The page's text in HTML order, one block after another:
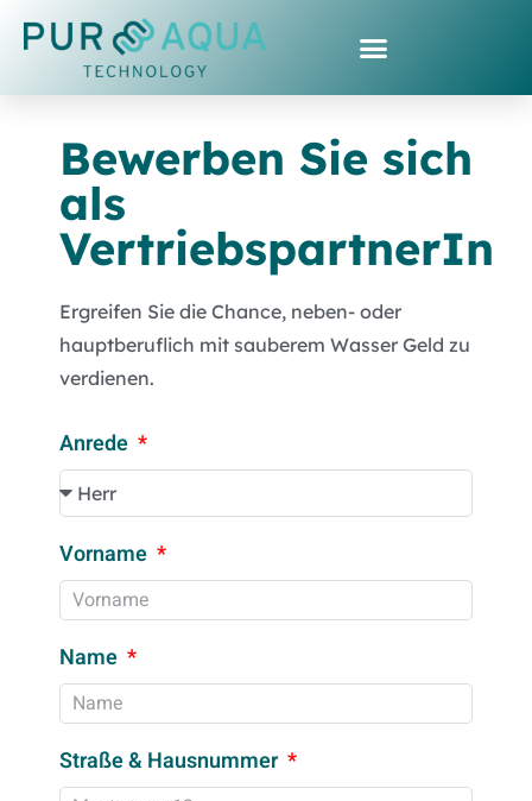
Bewerben Sie sich
als
VertriebspartnerIn
Ergreifen Sie die Chance, neben- oder
hauptberuflich mit sauberem Wasser Geld zu
verdienen.
Anrede
Vorname
Name
Straße & Hausnummer